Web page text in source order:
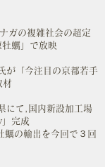
ガの複雑社会の超定
蠣」で放映
が「今注目の京都若手
材
にて,国内新設加工場
完成
の輸出を今回で３回